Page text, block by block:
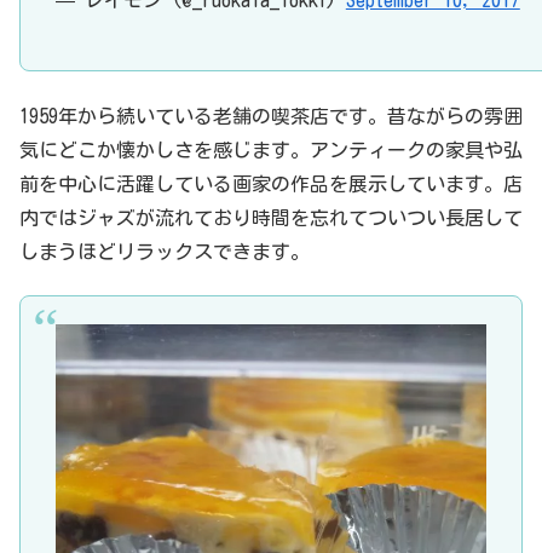
1959年から続いている老舗の喫茶店です。昔ながらの雰囲
気にどこか懐かしさを感じます。アンティークの家具や弘
前を中心に活躍している画家の作品を展示しています。店
内ではジャズが流れており時間を忘れてついつい長居して
しまうほどリラックスできます。